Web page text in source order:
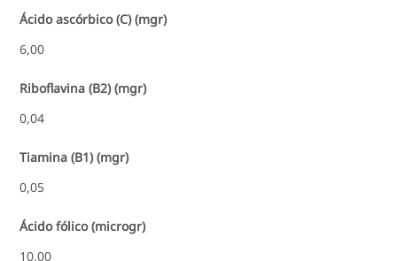
Ácido ascórbico (C) (mgr)
6,00
Riboflavina (B2) (mgr)
0,04
Tiamina (B1) (mgr)
0,05
Ácido fólico (microgr)
10,00